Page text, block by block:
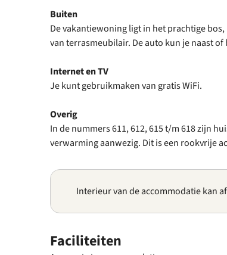
Buiten
De vakantiewoning ligt in het prachtige
van terrasmeubilair. De auto kun je naast
Internet en TV
Je kunt gebruikmaken van gratis WiFi.
Overig
In de nummers 611, 612, 615 t/m 618 zijn
verwarming aanwezig. Dit is een rookvrije
Interieur van de accommodatie kan
Faciliteiten